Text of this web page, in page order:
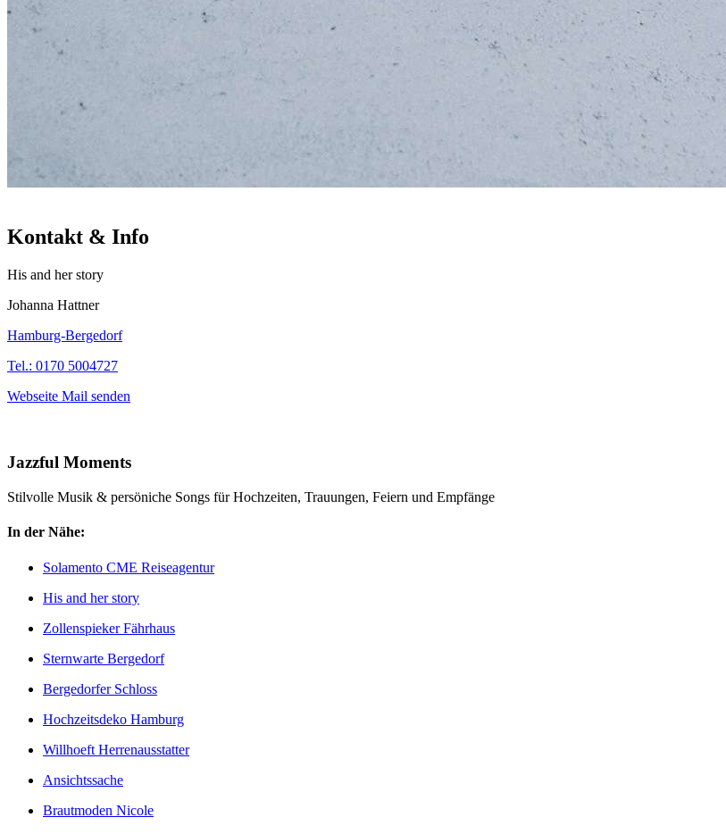
Kontakt & Info
His and her story
Johanna Hattner
Hamburg-Bergedorf
Tel.: 0170 5004727
Webseite Mail senden
Jazzful Moments
Stilvolle Musik & persöniche Songs für Hochzeiten, Trauungen, Feiern und Empfänge
In der Nähe:
Solamento CME Reiseagentur
His and her story
Zollenspieker Fährhaus
Sternwarte Bergedorf
Bergedorfer Schloss
Hochzeitsdeko Hamburg
Willhoeft Herrenausstatter
Ansichtssache
Brautmoden Nicole